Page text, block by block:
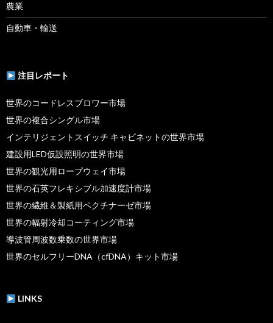
農業
自動車・輸送
注目レポート
世界のコードレスブロワー市場
世界の複合シングル市場
インテリジェントスイッチ キャビネットの世界市場
建設用LED仮設照明の世界市場
世界の観光用ロープウェイ市場
世界の石英フレキシブル加速度計市場
世界の繊維＆製紙用ペクチナーゼ市場
世界の輻射冷却コーティング市場
導波管周波数乗数の世界市場
世界のセルフリーDNA（cfDNA）キット市場
LINKS